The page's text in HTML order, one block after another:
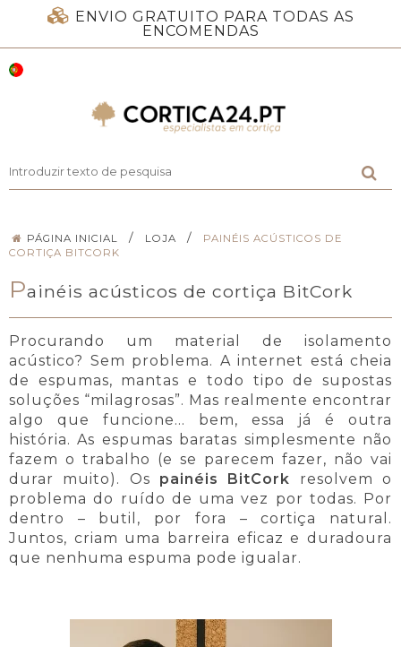
ENVIO GRATUITO PARA TODAS AS
ENCOMENDAS
PÁGINA INICIAL / LOJA /
PAINÉIS ACÚSTICOS DE
CORTIÇA BITCORK
Painéis acústicos de cortiça BitCork
Procurando um material de isolamento
acústico? Sem problema. A internet está cheia
de espumas, mantas e todo tipo de supostas
soluções “milagrosas”. Mas realmente encontrar
algo que funcione… bem, essa já é outra
história. As espumas baratas simplesmente não
fazem o trabalho (e se parecem fazer, não vai
durar muito). Os painéis BitCork resolvem o
problema do ruído de uma vez por todas. Por
dentro – butil, por fora – cortiça natural.
Juntos, criam uma barreira eficaz e duradoura
que nenhuma espuma pode igualar.